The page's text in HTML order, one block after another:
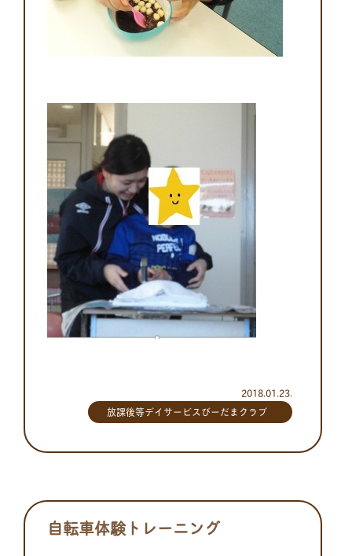
2018.01.23.
放課後等デイサービスびーだまクラブ
自転車体験トレーニング